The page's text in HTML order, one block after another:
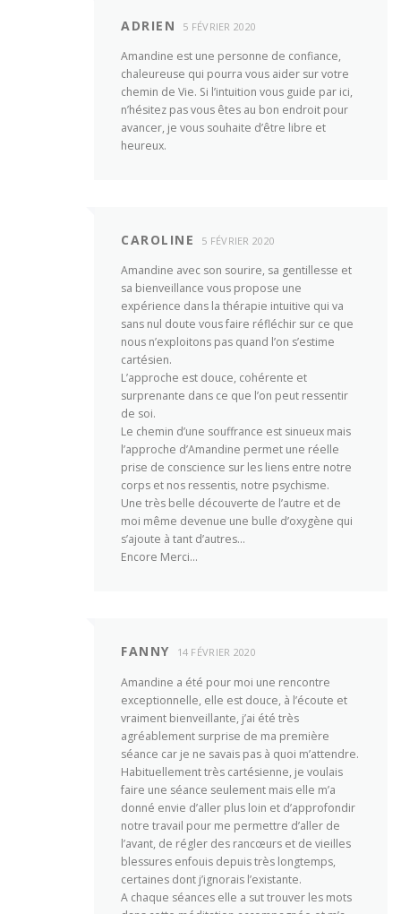
ADRIEN 5 FÉVRIER 2020
Amandine est une personne de confiance,
chaleureuse qui pourra vous aider sur votre
chemin de Vie. Si l’intuition vous guide par ici,
n’hésitez pas vous êtes au bon endroit pour
avancer, je vous souhaite d’être libre et
heureux.
CAROLINE 5 FÉVRIER 2020
Amandine avec son sourire, sa gentillesse et
sa bienveillance vous propose une
expérience dans la thérapie intuitive qui va
sans nul doute vous faire réfléchir sur ce que
nous n’exploitons pas quand l’on s’estime
cartésien.
L’approche est douce, cohérente et
surprenante dans ce que l’on peut ressentir
de soi.
Le chemin d’une souffrance est sinueux mais
l’approche d’Amandine permet une réelle
prise de conscience sur les liens entre notre
corps et nos ressentis, notre psychisme.
Une très belle découverte de l’autre et de
moi même devenue une bulle d’oxygène qui
s’ajoute à tant d’autres…
Encore Merci…
FANNY 14 FÉVRIER 2020
Amandine a été pour moi une rencontre
exceptionnelle, elle est douce, à l’écoute et
vraiment bienveillante, j’ai été très
agréablement surprise de ma première
séance car je ne savais pas à quoi m’attendre.
Habituellement très cartésienne, je voulais
faire une séance seulement mais elle m’a
donné envie d’aller plus loin et d’approfondir
notre travail pour me permettre d’aller de
l’avant, de régler des rancœurs et de vieilles
blessures enfouis depuis très longtemps,
certaines dont j’ignorais l’existante.
A chaque séances elle a sut trouver les mots